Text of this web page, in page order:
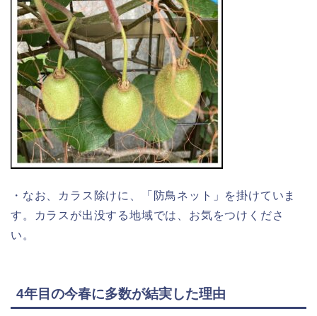
・なお、カラス除けに、「防鳥ネット」を掛けていま
す。カラスが出没する地域では、お気をつけくださ
い。
4年目の今春に多数が結実した理由